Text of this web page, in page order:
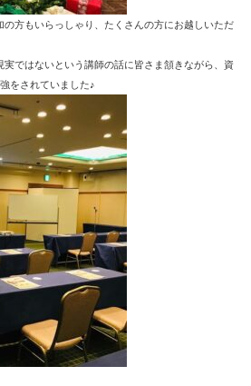
の方もいらっしゃり、たくさんの方にお越しいただ
ではないという講師の話に皆さま頷きながら、資
をされていました♪